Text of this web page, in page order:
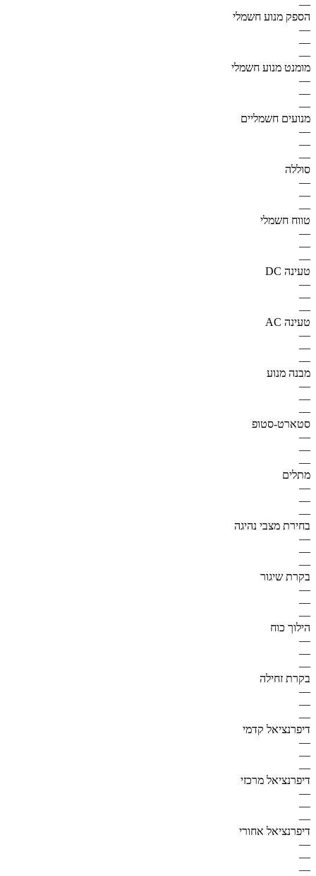
—
הספק מנוע חשמלי
—
—
—
מומנט מנוע חשמלי
—
—
—
מנועים חשמליים
—
—
—
סוללה
—
—
—
טווח חשמלי
—
—
—
טעינה DC
—
—
—
טעינה AC
—
—
—
מבנה מנוע
—
—
—
סטארט-סטופ
—
—
—
מתלים
—
—
—
בחירת מצבי נהיגה
—
—
—
בקרת שיגור
—
—
—
הילוך כוח
—
—
—
בקרת זחילה
—
—
—
דיפרנציאל קדמי
—
—
—
דיפרנציאל מרכזי
—
—
—
דיפרנציאל אחורי
—
—
—